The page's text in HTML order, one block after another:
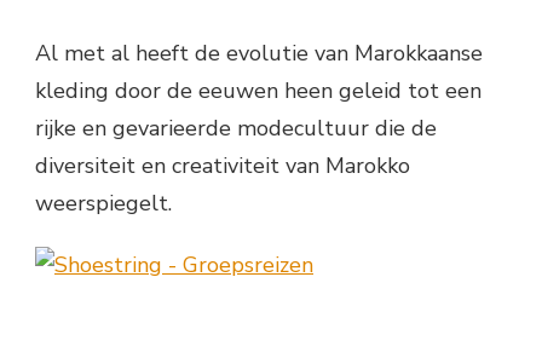
Al met al heeft de evolutie van Marokkaanse
kleding door de eeuwen heen geleid tot een
rijke en gevarieerde modecultuur die de
diversiteit en creativiteit van Marokko
weerspiegelt.